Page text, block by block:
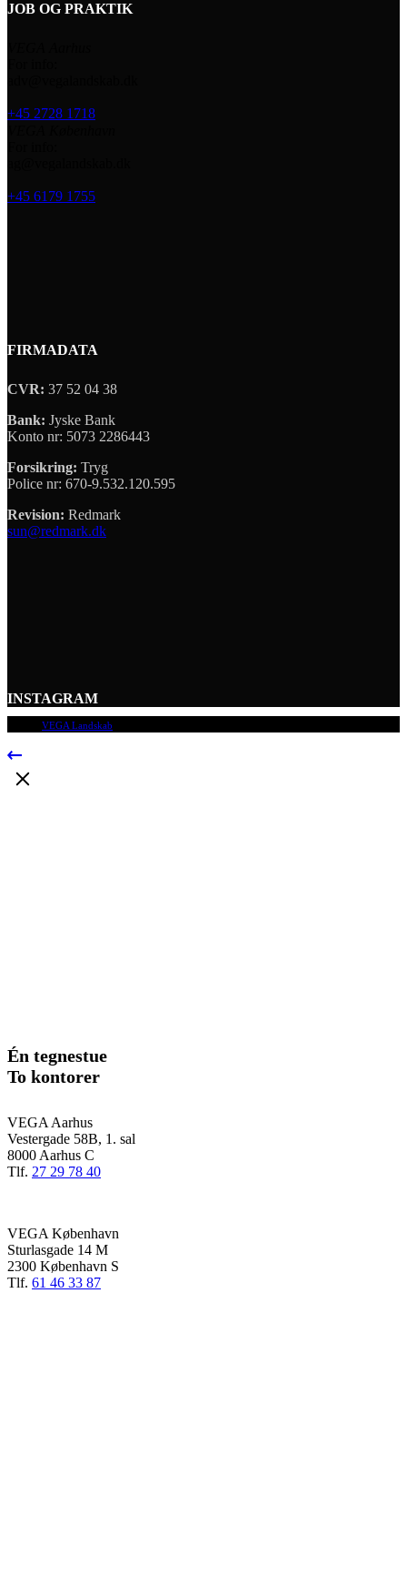
JOB OG PRAKTIK
+45 2728 1718
+45 6179 1755
FIRMADATA
CVR: 37 52 04 38
Bank: Jyske Bank
Konto nr: 5073 2286443
Forsikring: Tryg
Police nr: 670-9.532.120.595
Revision: Redmark
sun@redmark.dk
INSTAGRAM
VEGA Landskab
Én tegnestue
To kontorer
VEGA Aarhus
Vestergade 58B, 1. sal
8000 Aarhus C
Tlf. 27 29 78 40
VEGA København
Sturlasgade 14 M
2300 København S
Tlf. 61 46 33 87